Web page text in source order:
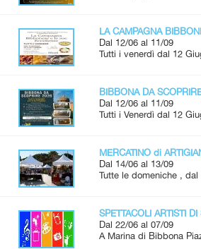
LA CAMPAGNA
Dal 12/06 al 11/09
Tutti i venerdì dal 12
BIBBONA DA
Dal 12/06 al 11/09
Tutti i Venerdì dal 12
MERCATINO di
Dal 14/06 al 13/09
Tutte le domeniche ,
SPETTACOLI ARTISTI DI
Dal 22/06 al 07/09
A Marina di Bibbona